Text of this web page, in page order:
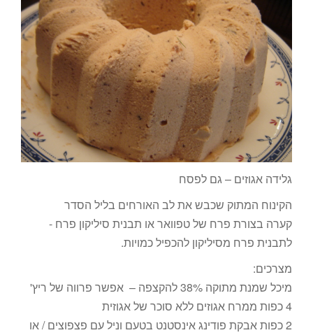
גלידה אגוזים – גם לפסח
הקינוח המתוק שכבש את לב האורחים בליל הסדר
קערה בצורת פרח של טפוואר או תבנית סיליקון פרח -
לתבנית פרח מסיליקון להכפיל כמויות.
מצרכים:
מיכל שמנת מתוקה 38% להקצפה – אפשר פרווה של ריץ'
4 כפות ממרח אגוזים ללא סוכר של אגוזית
2 כפות אבקת פודינג אינסטנט בטעם וניל עם פצפוצים / או